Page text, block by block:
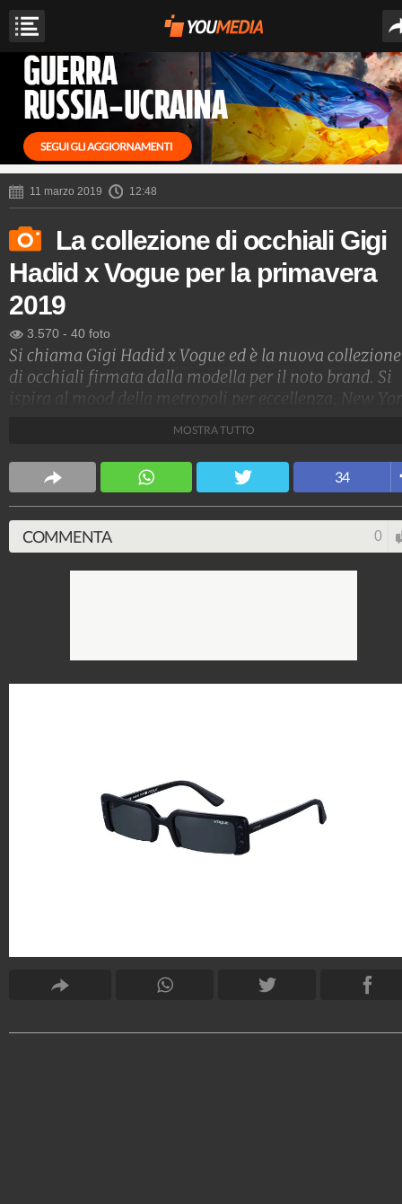
11 marzo 2019 12:48
La collezione di occhiali Gigi
Hadid x Vogue per la primavera
2019
3.570 - 40 foto
Si chiama Gigi Hadid x Vogue ed è la nuova collezione
di occhiali firmata dalla modella per il noto brand. Si
ispira al mood della metropoli per eccellenza, New
glamour e alla moda.
1.515.066.745-1.957 video-138.069 foto
MOSTRA TUTTO
34
COMMENTA 0